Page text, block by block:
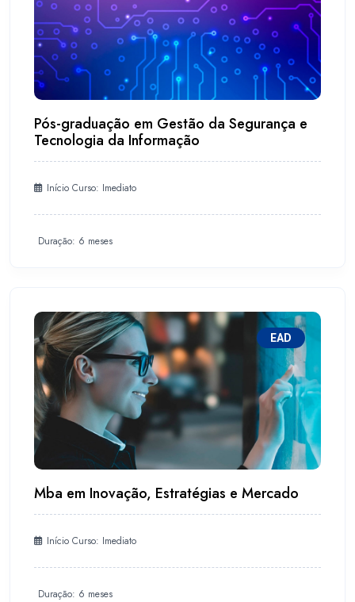
Pós-graduação em Gestão da Segurança e
Tecnologia da Informação
Início Curso: Imediato
Duração: 6 meses
EAD
Mba em Inovação, Estratégias e Mercado
Início Curso: Imediato
Duração: 6 meses